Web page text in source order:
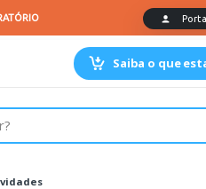
Saiba o que